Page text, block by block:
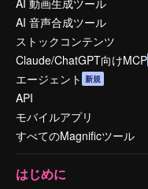
AI 音声合成ツール
ストックコンテンツ
Claude/ChatGPT向けMCP
エージェント 新規
API
モバイルアプリ
すべてのMagnificツール
はじめに